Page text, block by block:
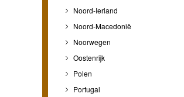
Noord-Ierland
Noord-Macedonië
Noorwegen
Oostenrijk
Polen
Portugal